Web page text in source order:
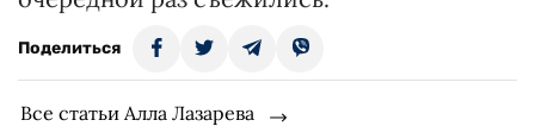
Поделиться
Все статьи Алла Лазарева